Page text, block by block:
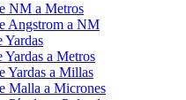
NM a Metros
Angstrom a NM
Yardas
Yardas a Metros
Yardas a Millas
Malla a Micrones